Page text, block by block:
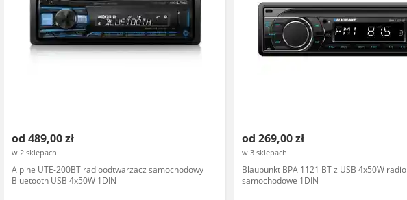
od 489,00 zł
w 2 sklepach
Alpine UTE-200BT radioodtwarzacz samochodowy
Bluetooth USB 4x50W 1DIN
od 269,00 zł
w 3 sklepach
Blaupunkt BPA 1121 BT z USB 4x50W radio
samochodowe 1DIN